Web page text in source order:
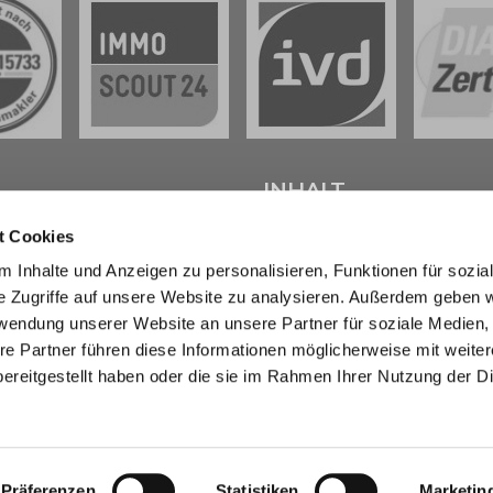
Cookies
Inhalte und Anzeigen zu personalisieren, Funktionen für
Zugriffe auf unsere Website zu analysieren. Außerdem geben
unserer Website an unsere Partner für soziale Medien,
Partner führen diese Informationen möglicherweise mit
haben oder die sie im Rahmen Ihrer Nutzung der
stehen wir Ihnen beim
bei der Vermietung Ihrer
Seite.
wir Sie in allen Fragen
Haus oder Ihre Wohnung in
wir sind für Sie da.
INHALT
Verkaufen
Kaufen
Marktberichte
Erbimmobilien
Wissen
Über uns